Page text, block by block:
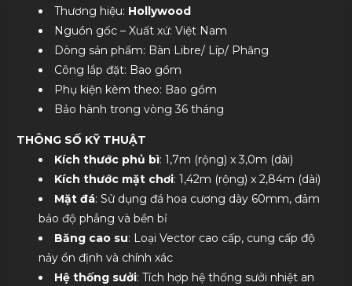
Thương hiệu: Hollywood
Nguồn gốc – Xuất xứ: Việt Nam
Dòng sản phẩm: Bàn Libre/ Líp/ Phăng
Công lắp đặt: Bao gồm
Phụ kiện kèm theo: Bao gồm
Bảo hành trong vòng 36 tháng
THÔNG SỐ KỸ THUẬT
Kích thước phủ bì: 1,7m (rộng) x 3,0m (dài)
Kích thước mặt chơi: 1,42m (rộng) x 2,84m (dài)
Mặt đá: Sử dụng đá hoa cương dày 60mm, đảm
bảo độ phẳng và bền bỉ
Băng cao su: Loại Vector cao cấp, cung cấp độ
nảy ổn định và chính xác
Hệ thống sưởi: Tích hợp hệ thống sưởi nhiệt an